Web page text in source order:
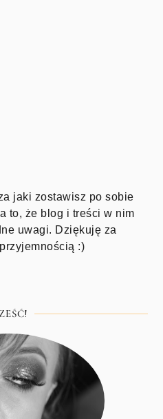
jaki zostawisz po sobie
to, że blog i treści w nim
uwagi. Dziękuję za
:)